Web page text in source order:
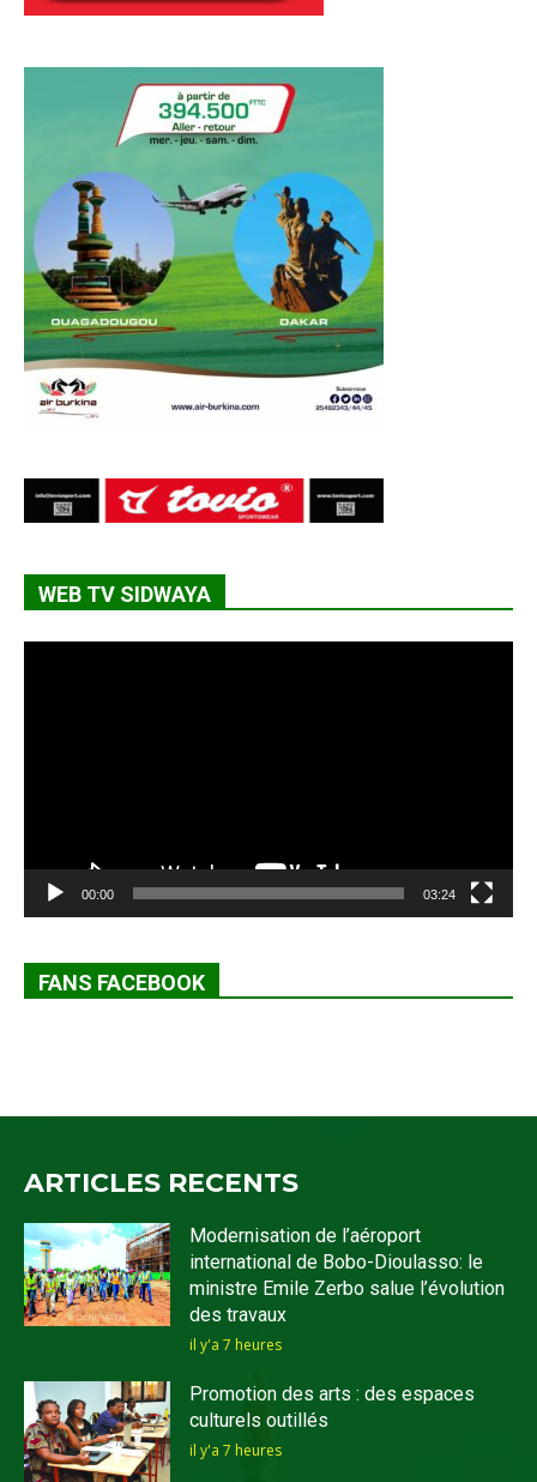
WEB TV SIDWAYA
00:00 03:24
FANS FACEBOOK
ARTICLES RECENTS
Modernisation de l’aéroport
international de Bobo-Dioulasso: le
ministre Emile Zerbo salue l’évolution
des travaux
il y'a 7 heures
Promotion des arts : des espaces
culturels outillés
il y'a 7 heures